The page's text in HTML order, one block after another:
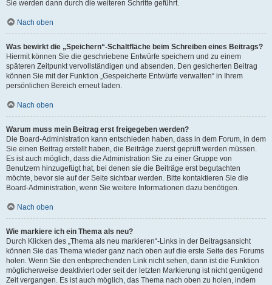
Sie werden dann durch die weiteren Schritte geführt.
Nach oben
Was bewirkt die „Speichern“-Schaltfläche beim Schreiben eines Beitrags?
Hiermit können Sie die geschriebene Entwürfe speichern und zu einem
späteren Zeitpunkt vervollständigen und absenden. Den gesicherten Beitrag
können Sie mit der Funktion „Gespeicherte Entwürfe verwalten“ in Ihrem
persönlichen Bereich erneut laden.
Nach oben
Warum muss mein Beitrag erst freigegeben werden?
Die Board-Administration kann entschieden haben, dass in dem Forum, in dem
Sie einen Beitrag erstellt haben, die Beiträge zuerst geprüft werden müssen.
Es ist auch möglich, dass die Administration Sie zu einer Gruppe von
Benutzern hinzugefügt hat, bei denen sie die Beiträge erst begutachten
möchte, bevor sie auf der Seite sichtbar werden. Bitte kontaktieren Sie die
Board-Administration, wenn Sie weitere Informationen dazu benötigen.
Nach oben
Wie markiere ich ein Thema als neu?
Durch Klicken des „Thema als neu markieren“-Links in der Beitragsansicht
können Sie das Thema wieder ganz nach oben auf die erste Seite des Forums
holen. Wenn Sie den entsprechenden Link nicht sehen, dann ist die Funktion
möglicherweise deaktiviert oder seit der letzten Markierung ist nicht genügend
Zeit vergangen. Es ist auch möglich, das Thema nach oben zu holen, indem